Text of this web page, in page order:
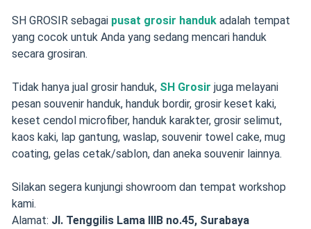
SH GROSIR sebagai pusat grosir handukadalah tempat
yang cocok untuk Anda yang sedang mencari handuk
secara grosiran.
Tidak hanya jual grosir handuk, SH Grosir juga melayani
pesan souvenir handuk, handuk bordir, grosir keset kaki,
keset cendol microfiber, handuk karakter, grosir selimut,
kaos kaki, lap gantung, waslap, souvenir towel cake, mug
coating, gelas cetak/sablon, dan aneka souvenir lainnya.
Silakan segera kunjungi showroom dan tempat workshop
kami.
Alamat: Jl. Tenggilis Lama IIIB no.45, Surabaya